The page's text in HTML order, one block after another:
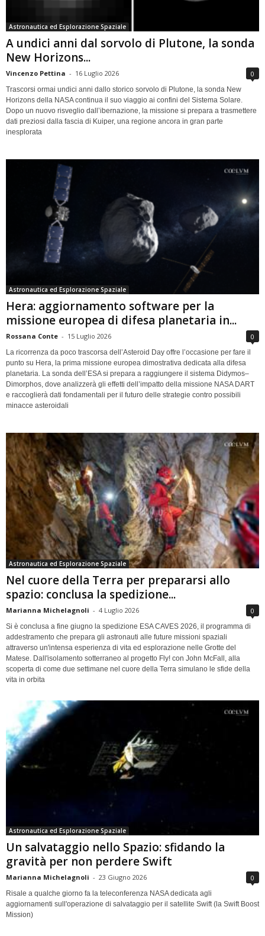
Astronautica ed Esplorazione Spaziale
A undici anni dal sorvolo di Plutone, la sonda
New Horizons...
Vincenzo Pettina - 16 Luglio 2026 0
Trascorsi ormai undici anni dallo storico sorvolo di Plutone, la sonda New
Horizons della NASA continua il suo viaggio ai confini del Sistema Solare.
Dopo un nuovo risveglio dall’ibernazione, la missione si prepara a trasmettere
dati preziosi dalla fascia di Kuiper, una regione ancora in gran parte
inesplorata
Astronautica ed Esplorazione Spaziale
Hera: aggiornamento software per la
missione europea di difesa planetaria in...
Rossana Conte - 15 Luglio 2026 0
La ricorrenza da poco trascorsa dell’Asteroid Day offre l’occasione per fare il
punto su Hera, la prima missione europea dimostrativa dedicata alla difesa
planetaria. La sonda dell’ESA si prepara a raggiungere il sistema Didymos–
Dimorphos, dove analizzerà gli effetti dell’impatto della missione NASA DART
e raccoglierà dati fondamentali per il futuro delle strategie contro possibili
minacce asteroidali
Astronautica ed Esplorazione Spaziale
Nel cuore della Terra per prepararsi allo
spazio: conclusa la spedizione...
Marianna Michelagnoli - 4 Luglio 2026 0
Si è conclusa a fine giugno la spedizione ESA CAVES 2026, il programma di
addestramento che prepara gli astronauti alle future missioni spaziali
attraverso un'intensa esperienza di vita ed esplorazione nelle Grotte del
Matese. Dall'isolamento sotterraneo al progetto Fly! con John McFall, alla
scoperta di come due settimane nel cuore della Terra simulano le sfide della
vita in orbita
Astronautica ed Esplorazione Spaziale
Un salvataggio nello Spazio: sfidando la
gravità per non perdere Swift
Marianna Michelagnoli - 23 Giugno 2026 0
Risale a qualche giorno fa la teleconferenza NASA dedicata agli
aggiornamenti sull'operazione di salvataggio per il satellite Swift (la Swift Boost
Mission)